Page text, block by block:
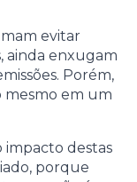
evitar
ainda enxugam
Porém,
mesmo em um
impacto destas
porque